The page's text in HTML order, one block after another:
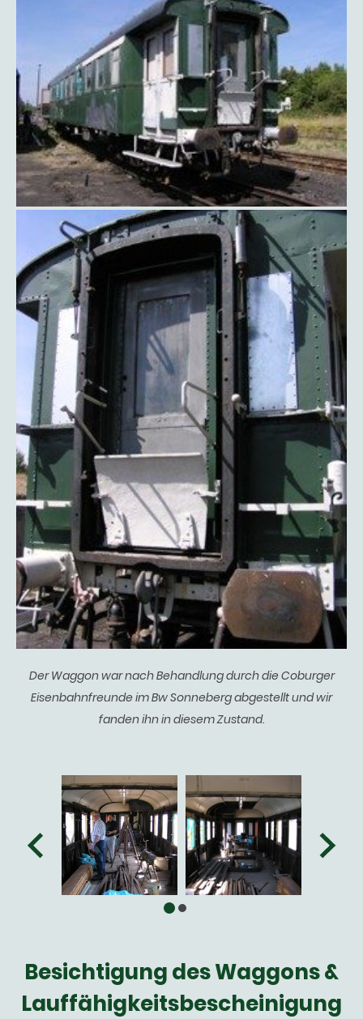
Der Waggon war nach Behandlung durch die Coburger
Eisenbahnfreunde im Bw Sonneberg abgestellt und wir
fanden ihn in diesem Zustand.
Besichtigung des Waggons &
Lauffähigkeitsbescheinigung